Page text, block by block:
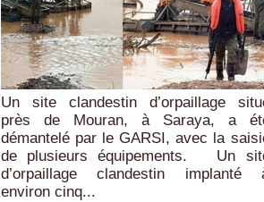
Un site clandestin d’orpaillage
près de Mouran, à Saraya, a
démantelé par le GARSI, avec la
de plusieurs équipements. Un
d’orpaillage clandestin implanté
environ cinq...